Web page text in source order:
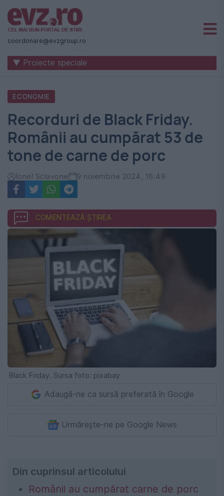
Știri
naționale
internaționale
România
-
Evenimentul
Zilei
coordonare@evzgroup.ro
▼ Proiecte speciale
ECONOMIE
Recorduri de Black Friday.
Românii au cumpărat 53 de
tone de carne de porc
Ionel Sclavone 9 noiembrie 2024, 16:49
COMENTEAZĂ ȘTIREA
Black Friday. Sursa foto: pixabay
Adaugă-ne ca sursă preferată în Google
Urmărește-ne pe Google News
Din cuprinsul articolului
Românii au cumpărat carne de porc